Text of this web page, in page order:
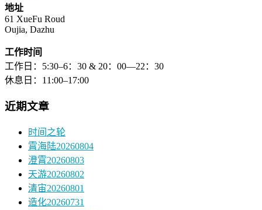
地址
61 XueFu Roud
Oujia, Dazhu
工作时间
工作日：5:30–6：30 & 20：00—22：30
休息日：11:00–17:00
近期文章
时间之轮
霄海陆20260804
澄霄20260803
天游20260802
清宙20260801
造化20260731